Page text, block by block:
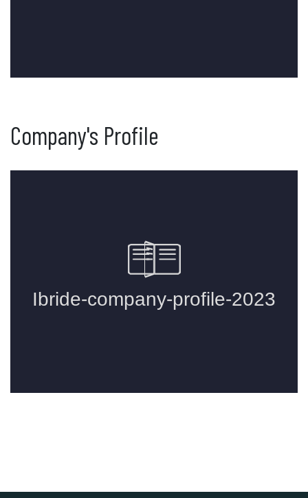
Company's Profile